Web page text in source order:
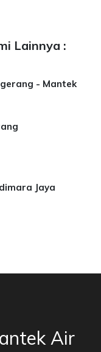
Lainnya :
- Mantek
Jaya
Air